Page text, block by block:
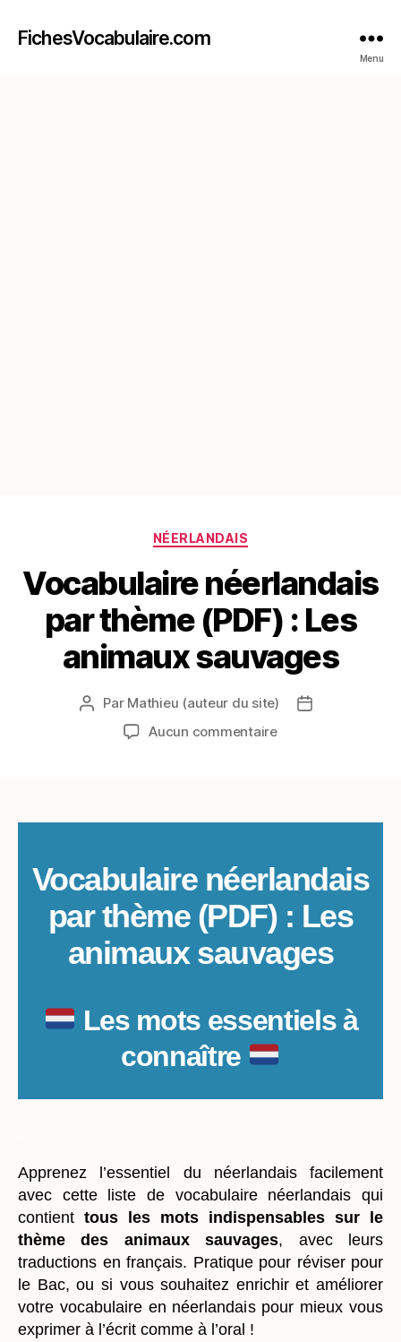
FichesVocabulaire.com
Menu
Catégories
NÉERLANDAIS
Vocabulaire néerlandais
par thème (PDF) : Les
animaux sauvages
Auteur
l’article
Par Mathieu (auteur du site)
Date
Aucun commentairesur
animaux
sauvages
Vocabulaire néerlandais
par thème (PDF) : Les
animaux sauvages
Les mots essentiels à
connaître
Apprenez l’essentiel du néerlandais facilement
avec cette liste de vocabulaire néerlandais qui
contient tous les mots indispensables sur le
thème des animaux sauvages, avec leurs
traductions en français. Pratique pour réviser pour
le Bac, ou si vous souhaitez enrichir et améliorer
votre vocabulaire en néerlandais pour mieux vous
exprimer à l’écrit comme à l’oral !